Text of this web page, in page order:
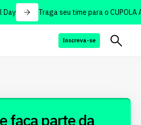
Traga seu time para o CUPOLA
Inscreva-se
faça parte da